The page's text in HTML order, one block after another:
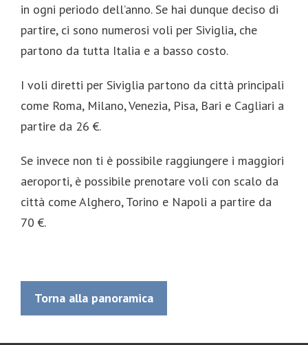
in ogni periodo dell’anno. Se hai dunque deciso di
partire, ci sono numerosi voli per Siviglia, che
partono da tutta Italia e a basso costo.
I voli diretti per Siviglia partono da città principali
come Roma, Milano, Venezia, Pisa, Bari e Cagliari a
partire da 26 €.
Se invece non ti è possibile raggiungere i maggiori
aeroporti, è possibile prenotare voli con scalo da
città come Alghero, Torino e Napoli a partire da
70 €.
Torna alla panoramica